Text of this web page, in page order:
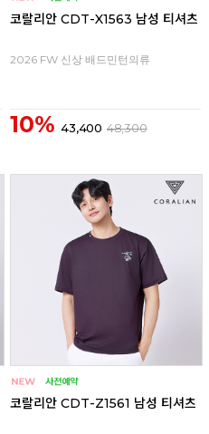
코랄리안 CDT-X1563 남성 티셔츠
2026 FW 신상 배드민턴의류
10% 43,400 48,300
코랄리안 CDT-Z1561 남성 티셔츠